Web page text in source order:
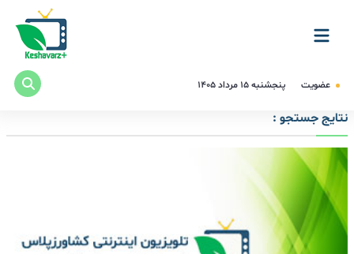
عضویت پنجشنبه ۱۵ مرداد ۱۴۰۵
نتایج جستجو :